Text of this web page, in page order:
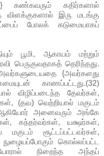
கண்கவரும் கதிர்களால்
விளக்குகளால் இரு மடங்கு
போலக் கடுமையாகப்
பூமி, ஆகாயம் மற்றும்
பெருகுவதாகத் தெரிந்தது.
{அவர்களது
காணப்பட்டது.(32)
விழிப்படைந்த தேவர்கள்,
(தவ) வெற்றியால் மகுடம்
அனைவரும் அங்கே
கந்தர்வர்கள், யக்ஷர்கள்,
மகுடம் சூட்டப்பட்டவர்கள்,
கொல்லப்பட்ட
நிறைந்த அந்தப்